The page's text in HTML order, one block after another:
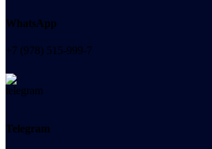
WhatsApp
+7 (978) 515-999-7
Telegram